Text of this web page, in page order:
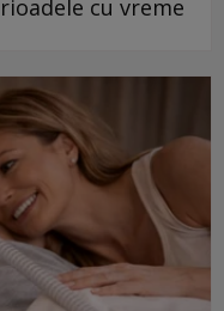
cu vreme